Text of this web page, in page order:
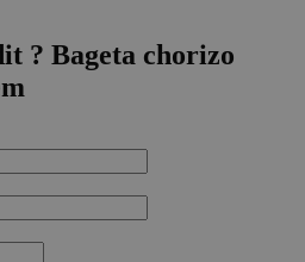
? Bageta chorizo